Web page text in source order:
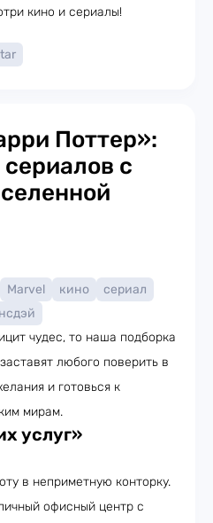
кино и сериалы!
Поттер»:
с
Marvel кино
сериал
чудес, то наша подборка
любого поверить в
и готовься к
мирам.
услуг»
в неприметную конторку.
офисный центр с